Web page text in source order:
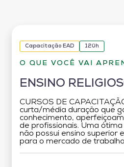
Capacitação EAD 120h
O QUE VOCÊ VAI
ENSINO
CURSOS DE
curta/média duração que
conhecimento,
de profissionais. Uma
não possui ensino superior
para o mercado de